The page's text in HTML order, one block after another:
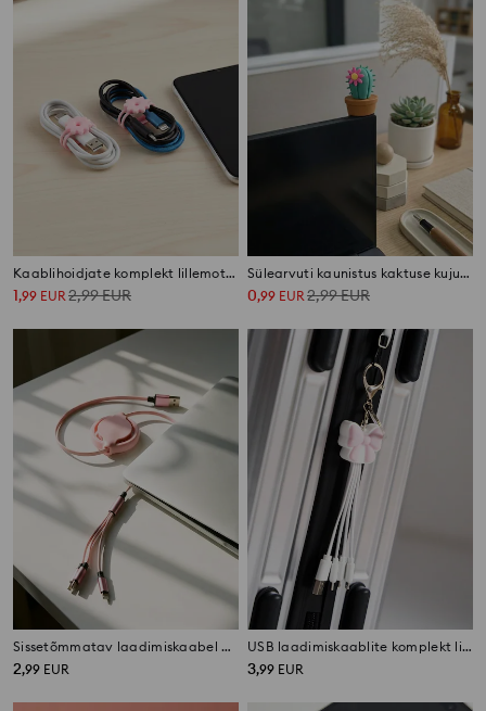
Kaablihoidjate komplekt lillemotiiviga 3 pack
1,99 EUR 2,99EUR
Sülearvuti kaunistus kaktuse kujuga
0,99 EUR 2,99EUR
Sissetõmmatav laadimiskaabel 3in1
2,99 EUR
USB laadimiskaablite komplekt lipsumotiiviga
3,99 EUR